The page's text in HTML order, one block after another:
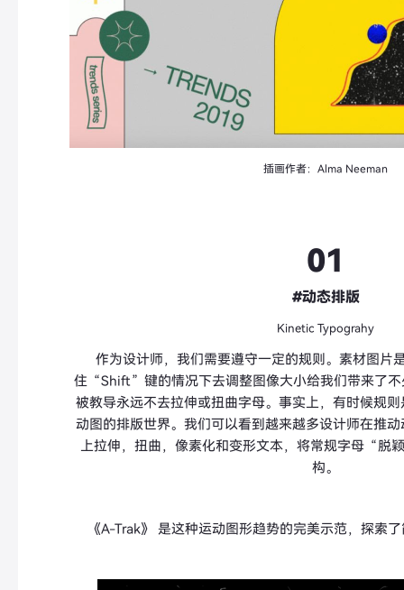
插画作者：Alma Neeman
01
#动态排版
Kinetic Typograhy
作为设计师，我们需要遵守一定的规则。素材图片
住“Shift”键的情况下去调整图像大小给我们带来了不
被教导永远不去拉伸或扭曲字母。事实上，有时候规
动图的排版世界。我们可以看到越来越多设计师在推
上拉伸，扭曲，像素化和变形文本，将常规字母“脱
构。
《A-Trak》 是这种运动图形趋势的完美示范，探索